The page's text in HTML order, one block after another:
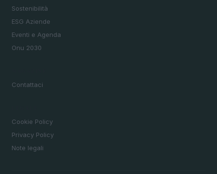
Sostenibilità
ESG Aziende
Eventi e Agenda
Onu 2030
Contattaci
Cookie Policy
Privacy Policy
Note legali